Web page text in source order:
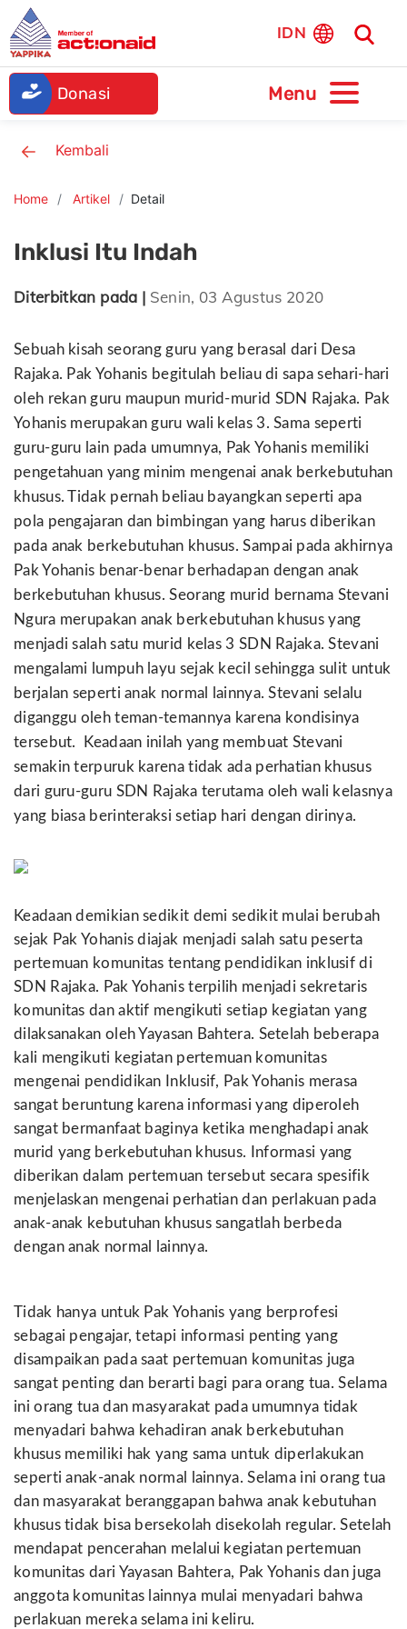
IDN
Donasi
Kembali
Home Artikel Detail
Inklusi Itu Indah
Diterbitkan pada | Senin, 03 Agustus 2020
Sebuah kisah seorang guru yang berasal dari Desa
Rajaka. Pak Yohanis begitulah beliau di sapa sehari-hari
oleh rekan guru maupun murid-murid SDN Rajaka. Pak
Yohanis merupakan guru wali kelas 3. Sama seperti
guru-guru lain pada umumnya, Pak Yohanis memiliki
pengetahuan yang minim mengenai anak berkebutuhan
khusus. Tidak pernah beliau bayangkan seperti apa
pola pengajaran dan bimbingan yang harus diberikan
pada anak berkebutuhan khusus. Sampai pada akhirnya
Pak Yohanis benar-benar berhadapan dengan anak
berkebutuhan khusus. Seorang murid bernama Stevani
Ngura merupakan anak berkebutuhan khusus yang
menjadi salah satu murid kelas 3 SDN Rajaka. Stevani
mengalami lumpuh layu sejak kecil sehingga sulit untuk
berjalan seperti anak normal lainnya. Stevani selalu
diganggu oleh teman-temannya karena kondisinya
tersebut. Keadaan inilah yang membuat Stevani
semakin terpuruk karena tidak ada perhatian khusus
dari guru-guru SDN Rajaka terutama oleh wali kelasnya
yang biasa berinteraksi setiap hari dengan dirinya.
Keadaan demikian sedikit demi sedikit mulai berubah
sejak Pak Yohanis diajak menjadi salah satu peserta
pertemuan komunitas tentang pendidikan inklusif di
SDN Rajaka. Pak Yohanis terpilih menjadi sekretaris
komunitas dan aktif mengikuti setiap kegiatan yang
dilaksanakan oleh Yayasan Bahtera. Setelah beberapa
kali mengikuti kegiatan pertemuan komunitas
mengenai pendidikan Inklusif, Pak Yohanis merasa
sangat beruntung karena informasi yang diperoleh
sangat bermanfaat baginya ketika menghadapi anak
murid yang berkebutuhan khusus. Informasi yang
diberikan dalam pertemuan tersebut secara spesifik
menjelaskan mengenai perhatian dan perlakuan pada
anak-anak kebutuhan khusus sangatlah berbeda
dengan anak normal lainnya.
Tidak hanya untuk Pak Yohanis yang berprofesi
sebagai pengajar, tetapi informasi penting yang
disampaikan pada saat pertemuan komunitas juga
sangat penting dan berarti bagi para orang tua. Selama
ini orang tua dan masyarakat pada umumnya tidak
menyadari bahwa kehadiran anak berkebutuhan
khusus memiliki hak yang sama untuk diperlakukan
seperti anak-anak normal lainnya. Selama ini orang tua
dan masyarakat beranggapan bahwa anak kebutuhan
khusus tidak bisa bersekolah disekolah regular. Setelah
mendapat pencerahan melalui kegiatan pertemuan
komunitas dari Yayasan Bahtera, Pak Yohanis dan juga
anggota komunitas lainnya mulai menyadari bahwa
perlakuan mereka selama ini keliru.